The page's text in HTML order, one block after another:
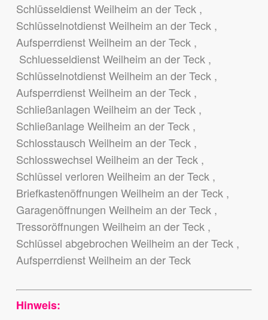
Schlüsseldienst Weilheim an der Teck ,
Schlüsselnotdienst Weilheim an der Teck ,
Aufsperrdienst Weilheim an der Teck ,
Schluesseldienst Weilheim an der Teck ,
Schlüsselnotdienst Weilheim an der Teck ,
Aufsperrdienst Weilheim an der Teck ,
Schließanlagen Weilheim an der Teck ,
Schließanlage Weilheim an der Teck ,
Schlosstausch Weilheim an der Teck ,
Schlosswechsel Weilheim an der Teck ,
Schlüssel verloren Weilheim an der Teck ,
Briefkastenöffnungen Weilheim an der Teck ,
Garagenöffnungen Weilheim an der Teck ,
Tressoröffnungen Weilheim an der Teck ,
Schlüssel abgebrochen Weilheim an der Teck ,
Aufsperrdienst Weilheim an der Teck
Hinweis: